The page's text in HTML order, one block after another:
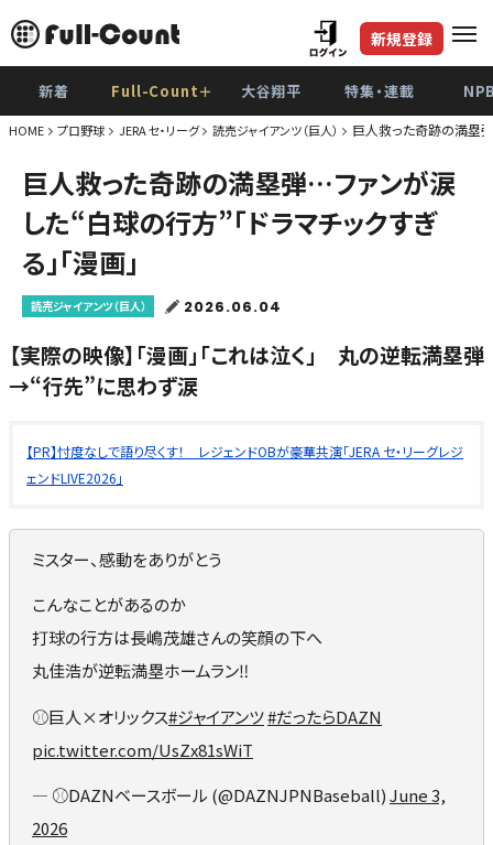
新規登録
新着 Full-Count＋ 大谷翔平 特集・連載
HOME プロ野球 JERA セ・リーグ 読売ジャイアンツ（巨人） 巨人救った奇跡の満塁弾
巨人救った奇跡の満塁弾…ファンが涙
した“白球の行方”「ドラマチックすぎ
る」「漫画」
読売ジャイアンツ（巨人） 2026.06.04
【実際の映像】「漫画」「これは泣く」 丸の逆転満塁弾
→“行先”に思わず涙
【PR】忖度なしで語り尽くす！ レジェンドOBが豪華共演「JERA セ・リーグレジ
ェンドLIVE2026」
ミスター、感動をありがとう
こんなことがあるのか
打球の行方は長嶋茂雄さんの笑顔の下へ
丸佳浩が逆転満塁ホームラン‼️
⚾️巨人×オリックス#ジャイアンツ#だったらDAZN
pic.twitter.com/UsZx81sWiT
— ⚾️DAZNベースボール (@DAZNJPNBaseball)June 3,
2026